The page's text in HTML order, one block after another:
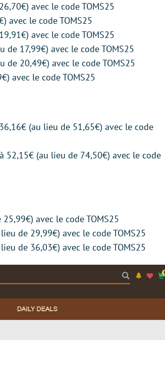
avec le code TOMS25
avec le code TOMS25
avec le code TOMS25
de 17,99€) avec le code TOMS25
de 20,49€) avec le code TOMS25
avec le code TOMS25
(au lieu de 51,65€) avec le code
à 52,15€ (au lieu de 74,50€) avec le code
avec le code TOMS25
de 29,99€) avec le code TOMS25
de 36,03€) avec le code TOMS25